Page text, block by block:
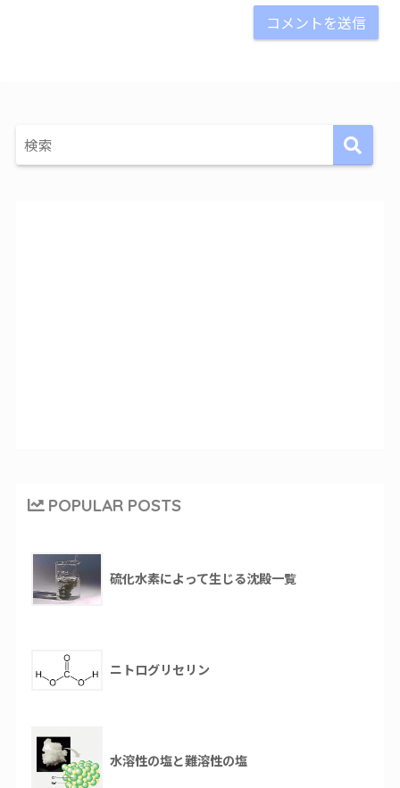
POPULAR POSTS
硫化水素によって生じる沈殿一覧
ニトログリセリン
水溶性の塩と難溶性の塩